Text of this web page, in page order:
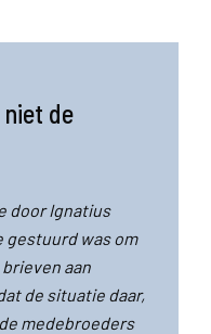
de
door Ignatius
gestuurd was om
aan
de situatie daar,
medebroeders